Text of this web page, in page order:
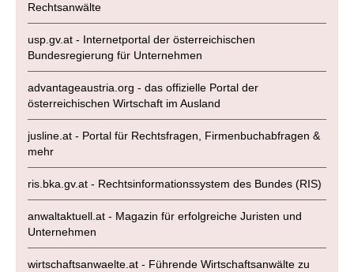
Rechtsanwälte
usp.gv.at - Internetportal der österreichischen
Bundesregierung für Unternehmen
advantageaustria.org - das offizielle Portal der
österreichischen Wirtschaft im Ausland
jusline.at - Portal für Rechtsfragen, Firmenbuchabfragen &
mehr
ris.bka.gv.at - Rechtsinformationssystem des Bundes (RIS)
anwaltaktuell.at - Magazin für erfolgreiche Juristen und
Unternehmen
wirtschaftsanwaelte.at - Führende Wirtschaftsanwälte zu